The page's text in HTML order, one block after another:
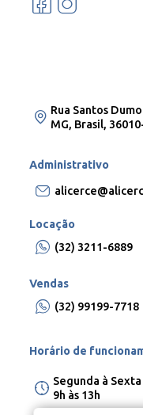
Rua Santos
MG, Brasil,
Administrativo
Locação
(32) 3211-6889
Vendas
(32) 99199-7718
Horário de
Segunda à Sexta
9h às 13h